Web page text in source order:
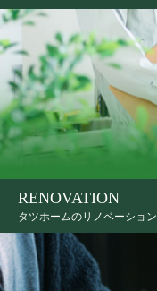
RENOVATION
タツホームのリノベーション